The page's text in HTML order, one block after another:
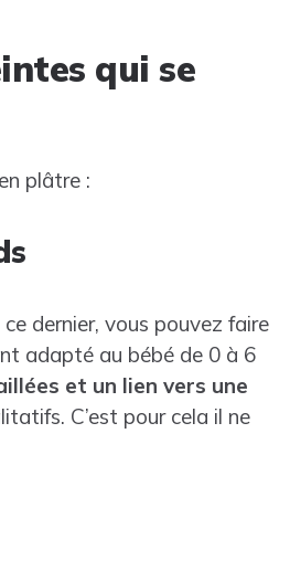
qui se
plâtre :
dernier, vous pouvez faire
adapté au bébé de 0 à 6
et un lien vers une
C’est pour cela il ne